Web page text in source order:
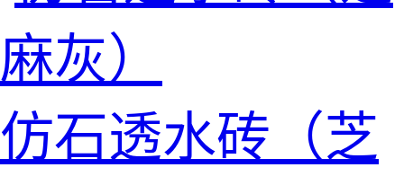
仿石透水砖（芝